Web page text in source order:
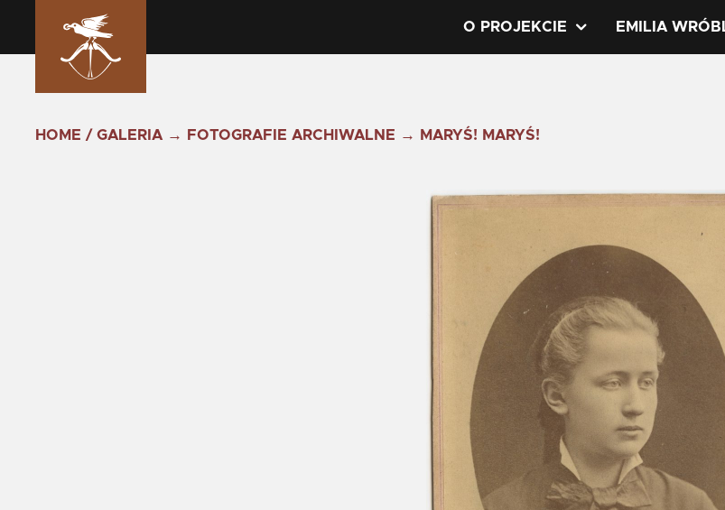
O PROJEKCIE EMILIA
HOME / GALERIA → FOTOGRAFIE ARCHIWALNE → MARYŚ! MARYŚ!